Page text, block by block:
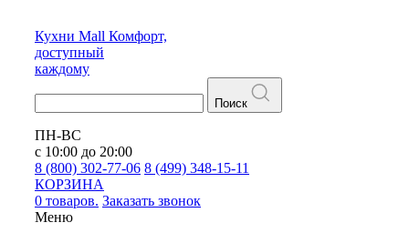
Кухни Mall Комфорт,
доступный
каждому
Поиск
ПН-ВС
с 10:00 до 20:00
8 (800) 302-77-06 8 (499) 348-15-11
КОРЗИНА
0 товаров. Заказать звонок
Меню